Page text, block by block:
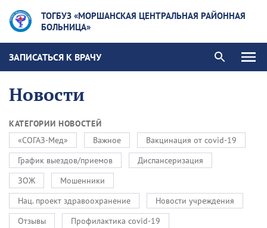
ТОГБУЗ «МОРШАНСКАЯ ЦЕНТРАЛЬНАЯ РАЙОННАЯ
БОЛЬНИЦА»
ЗАПИСАТЬСЯ К ВРАЧУ
Новости
КАТЕГОРИИ НОВОСТЕЙ
«СОГАЗ-Мед»
Важное
Вакцинация от covid-19
График выездов/приемов
Диспансеризация
ЗОЖ
Мошенники
Нац. проект здравоохранение
Новости учреждения
Отзывы
Профилактика covid-19